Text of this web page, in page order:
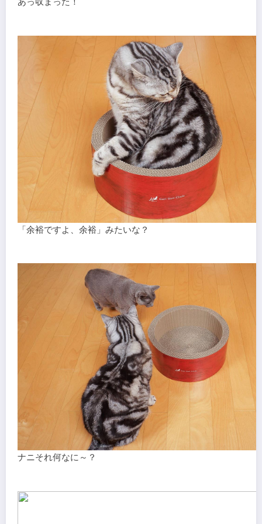
「余裕ですよ、余裕」みたいな？
ナニそれ何なに～？